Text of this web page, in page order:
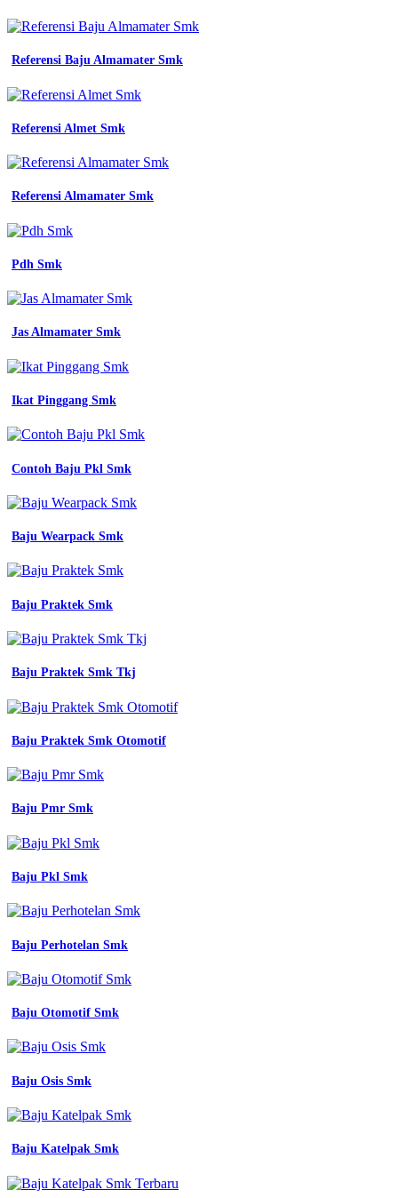
Almamater
Referensi Baju Almamater Smk
Referensi Almet Smk
Referensi Almamater Smk
Pdh Smk
Jas Almamater Smk
Ikat Pinggang Smk
Contoh Baju Pkl Smk
Baju Wearpack Smk
Baju Praktek Smk
Baju Praktek Smk Tkj
Baju Praktek Smk Otomotif
Baju Pmr Smk
Baju Pkl Smk
Baju Perhotelan Smk
Baju Otomotif Smk
Baju Osis Smk
Baju Katelpak Smk